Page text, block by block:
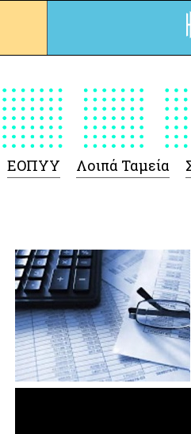
ΕΟΠΥΥ

Προϊόντων
-Γενικές
Σύμβαση
Ορθοπεδικά/
συσκευές
-Σύμβαση
Διατροφής
Λοιπά Ταμεία